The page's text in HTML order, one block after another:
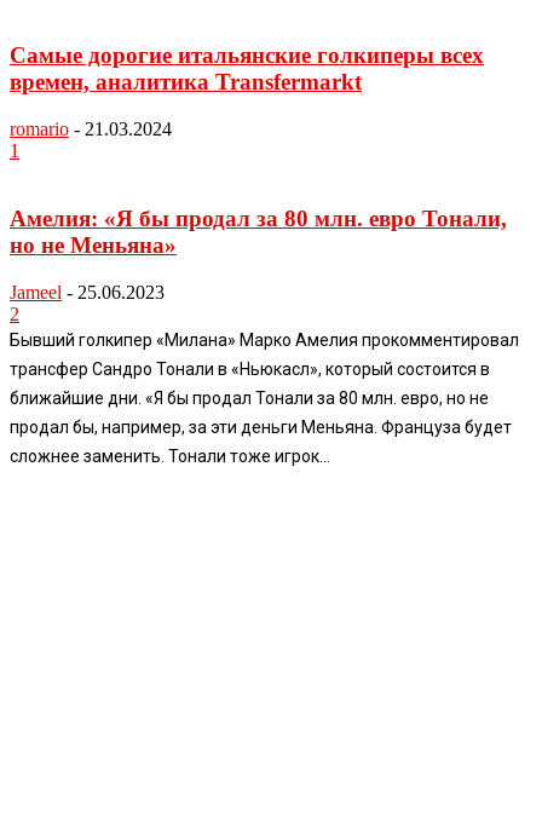
Самые дорогие итальянские голкиперы всех
времен, аналитика Transfermarkt
romario - 21.03.2024
1
Амелия: «Я бы продал за 80 млн. евро Тонали,
но не Меньяна»
Jameel - 25.06.2023
2
Бывший голкипер «Милана» Марко Амелия прокомментировал
трансфер Сандро Тонали в «Ньюкасл», который состоится в
ближайшие дни. «Я бы продал Тонали за 80 млн. евро, но не
продал бы, например, за эти деньги Меньяна. Француза будет
сложнее заменить. Тонали тоже игрок...